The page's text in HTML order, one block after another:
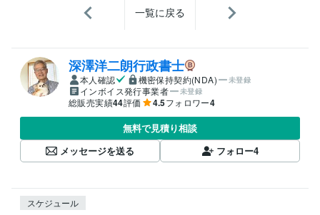
一覧に戻る
深澤洋二朗行政書士
本人確認 機密保持契約(NDA) 未登録
インボイス発行事業者 未登録
総販売実績44評価 4.5フォロワー4
無料で見積り相談
メッセージを送る
フォロー4
スケジュール